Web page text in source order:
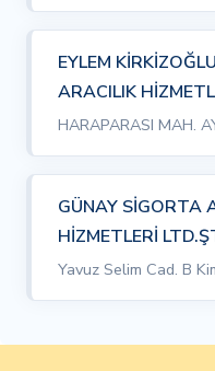
EYLEM
ARACILIK
HARAPARASI MAH.
GÜNAY SİGORTA
HİZMETLERİ
Yavuz Selim Cad. B